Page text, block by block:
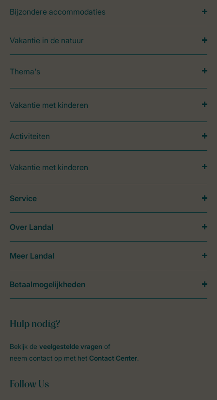
Bijzondere accommodaties
Vakantie in de natuur
Thema's
Vakantie met kinderen
Activiteiten
Vakantie met kinderen
Hulp nodig?
Bekijk de veelgestelde vragen of
neem contact op met het Contact Center.
Follow Us
Service
Over Landal
Meer Landal
Betaalmogelijkheden